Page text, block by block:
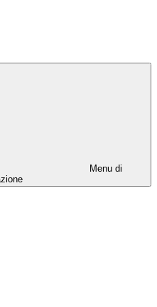
Menu di